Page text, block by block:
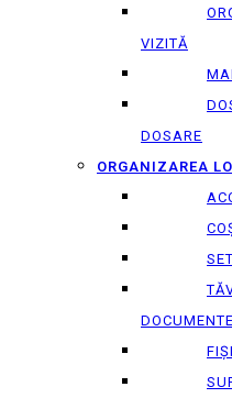
VIZITĂ
DOSARE
ORGANIZAREA
DOCUMENTE